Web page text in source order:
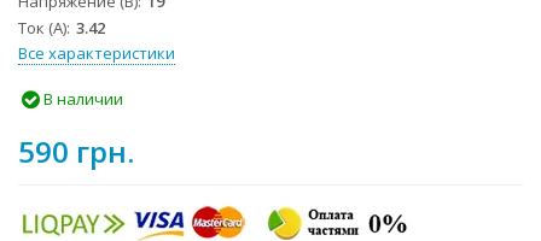
Ток (А) 3.42
Все характеристики
В наличии
590 грн.